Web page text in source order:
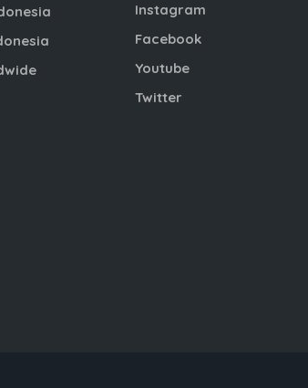
Instagram
Facebook
Youtube
Twitter